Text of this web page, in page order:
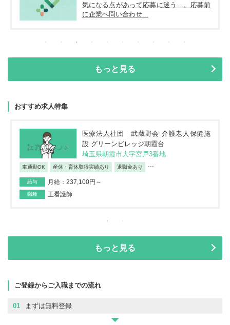
気になる点があって応募に迷う…。応募前
に企業へ問い合わせ...
もっと見る
おすすめ求人特集
医療法人社団 武蔵野会 介護老人保健施
設 グリーンビレッジ朝霞台
埼玉県朝霞市大字宮戸3番地
車通勤OK 産休・育休取得実績あり 退職金あり ...
給与 月給：237,100円～
職種 正看護師
もっと見る
ご登録からご入職までの流れ
01 まずは無料登録